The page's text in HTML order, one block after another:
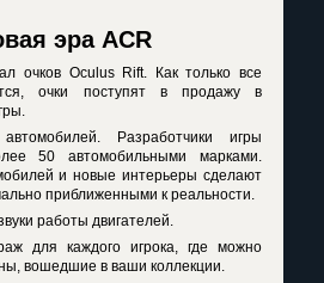
эра ACR
очков Oculus Rift. Как только все
очки поступят в продажу в
Разработчики игры
50 автомобильными марками.
и новые интерьеры сделают
приближенными к реальности.
работы двигателей.
для каждого игрока, где можно
вошедшие в ваши коллекции.